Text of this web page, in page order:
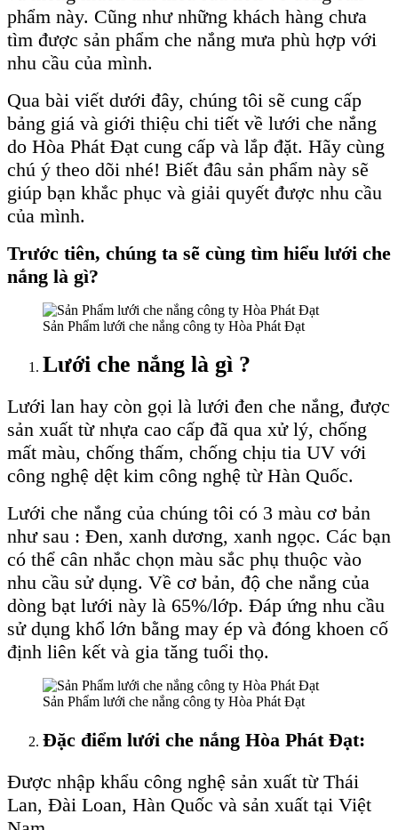
phẩm này. Cũng như những khách hàng chưa
tìm được sản phẩm che nắng mưa phù hợp với
nhu cầu của mình.
Qua bài viết dưới đây, chúng tôi sẽ cung cấp
bảng giá và giới thiệu chi tiết về lưới che nắng
do Hòa Phát Đạt cung cấp và lắp đặt. Hãy cùng
chú ý theo dõi nhé! Biết đâu sản phẩm này sẽ
giúp bạn khắc phục và giải quyết được nhu cầu
của mình.
Trước tiên, chúng ta sẽ cùng tìm hiểu lưới che
nắng là gì?
Sản Phẩm lưới che nắng công ty Hòa Phát Đạt
Lưới che nắng là gì ?
Lưới lan hay còn gọi là lưới đen che nắng, được
sản xuất từ nhựa cao cấp đã qua xử lý, chống
mất màu, chống thấm, chống chịu tia UV với
công nghệ dệt kim công nghệ từ Hàn Quốc.
Lưới che nắng của chúng tôi có 3 màu cơ bản
như sau : Đen, xanh dương, xanh ngọc. Các bạn
có thể cân nhắc chọn màu sắc phụ thuộc vào
nhu cầu sử dụng. Về cơ bản, độ che nắng của
dòng bạt lưới này là 65%/lớp. Đáp ứng nhu cầu
sử dụng khổ lớn bằng may ép và đóng khoen cố
định liên kết và gia tăng tuổi thọ.
Sản Phẩm lưới che nắng công ty Hòa Phát Đạt
Đặc điểm lưới che nắng Hòa Phát Đạt:
Được nhập khẩu công nghệ sản xuất từ Thái
Lan, Đài Loan, Hàn Quốc và sản xuất tại Việt